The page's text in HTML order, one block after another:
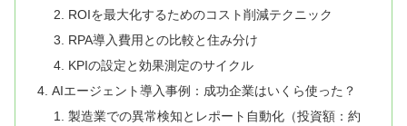
ROIを最大化するためのコスト削減テクニック
RPA導入費用との比較と住み分け
KPIの設定と効果測定のサイクル
AIエージェント導入事例：成功企業はいくら使った？
製造業での異常検知とレポート自動化（投資額：約